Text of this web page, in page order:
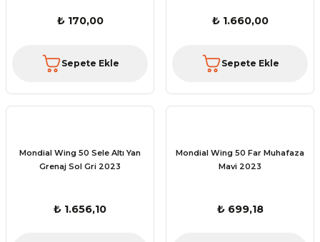
₺ 170,00
Sepete Ekle
₺ 1.660,00
Sepete Ekle
Mondial Wing 50 Sele Altı Yan
Grenaj Sol Gri 2023
₺ 1.656,10
Mondial Wing 50 Far Muhafaza
Mavi 2023
₺ 699,18